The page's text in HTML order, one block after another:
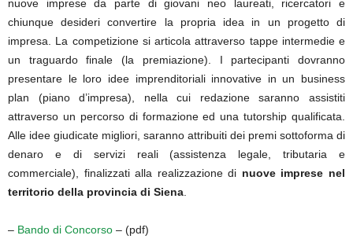
nuove imprese da parte di giovani neo laureati, ricercatori e
chiunque desideri convertire la propria idea in un progetto di
impresa. La competizione si articola attraverso tappe intermedie e
un traguardo finale (la premiazione). I partecipanti dovranno
presentare le loro idee imprenditoriali innovative in un business
plan (piano d’impresa), nella cui redazione saranno assistiti
attraverso un percorso di formazione ed una tutorship qualificata.
Alle idee giudicate migliori, saranno attribuiti dei premi sottoforma di
denaro e di servizi reali (assistenza legale, tributaria e
commerciale), finalizzati alla realizzazione di nuove imprese nel
territorio della provincia di Siena
– Bando di Concorso – (pdf)